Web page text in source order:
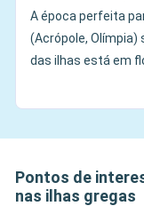
A época perfeita
(Acrópole, Olímpia)
das ilhas está em
Pontos de
nas ilhas gregas